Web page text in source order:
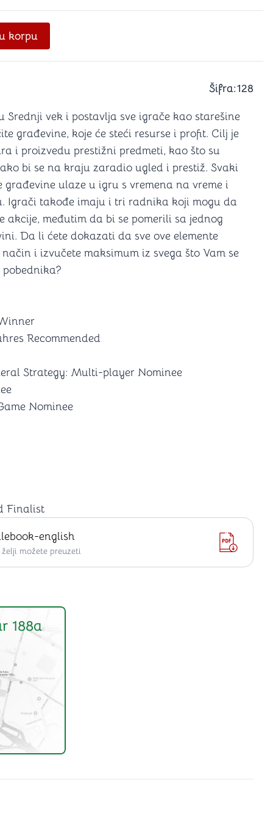
igranje
karte
(za Jamb)
korpu
Šifra:128
Srednji vek i postavlja sve igrače kao starešine
građevine, koje će steći resurse i profit. Cilj je
i proizvedu prestižni predmeti, kao što su
bi se na kraju zaradio ugled i prestiž. Svaki
ulaze u igru s vremena na vreme i
Igrači takođe imaju i tri radnika koji mogu da
međutim da bi se pomerili sa jednog
Da li ćete dokazati da sve ove elemente
i izvučete maksimum iz svega što Vam se
Recommended
Strategy: Multi-player Nominee
Nominee
Finalist
english
možete preuzeti
188a